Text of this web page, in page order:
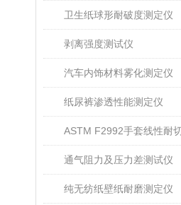
卫生纸球形耐破度测定仪
剥离强度测试仪
汽车内饰材料雾化测定仪
纸尿裤渗透性能测定仪
通气阻力及压力差测试仪
纯无纺纸壁纸耐磨测定仪